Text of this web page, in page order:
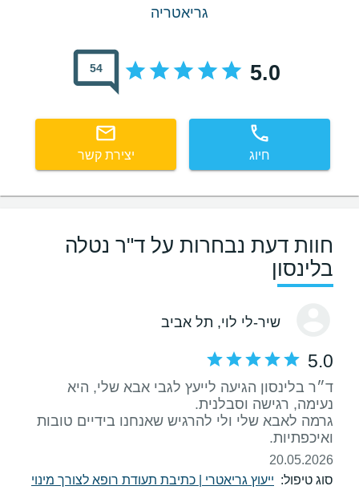
גריאטריה
5.0
54
חיוג יצירת קשר
חוות דעת נבחרות על ד"ר נטלה
בלינסון
שיר-לי לוי, תל אביב
5.0
ד״ר בלינסון הגיעה לייעץ לגבי אבא שלי, היא
גרמה לאבא שלי ולי להרגיש שאנחנו בידיים טובות
ואיכפתיות.
20.05.2026
סוג טיפול: ייעוץ גריאטרי
כתיבת תעודת רופא לצורך מינוי